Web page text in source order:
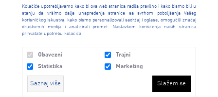
Kolačiće upotrebljavamo kako bi ova web stranica radila pravilno i kako bismo bili u
stanju da vršimo dalja unapređenja stranice sa svrhom poboljšanja Vašeg
korisničkog iskustva, kako bismo personalizovali sadržaj i oglase, omogućili značaj
društvenih medija i analizirali promet. Nastavkom korišćenja naših stranica
prihvatate upotrebu kolačića.
Obavezni
Trajni
Statistika
Marketing
Saznaj više Slažem se
INTERSPORT 2026 created by Enetel Solutions